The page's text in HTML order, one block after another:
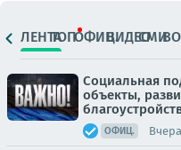
ЛЕНТАТОПОФИЦ.ВИДЕОСМИ
Социальная
объекты,
ОФИЦ.